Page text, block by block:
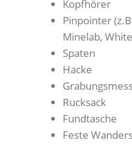
Kopfhörer
Pinpointer
Minelab,
Spaten
Hacke
Rucksack
Fundtasche
Feste